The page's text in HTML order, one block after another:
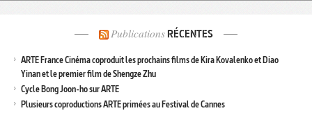
Publications RÉCENTES
ARTE France Cinéma coproduit les prochains films de Kira Kovalenko et Diao
Yinan et le premier film de Shengze Zhu
Cycle Bong Joon-ho sur ARTE
Plusieurs coproductions ARTE primées au Festival de Cannes